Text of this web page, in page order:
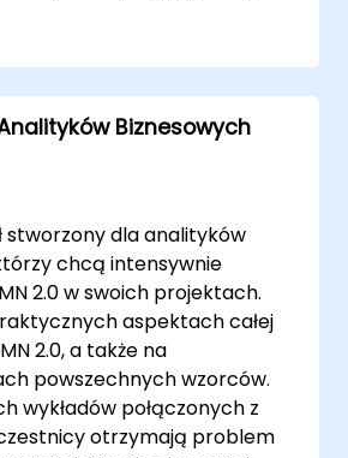
konfiguracji silnika i
Szkolenie obejmuje ćwiczenia
najlepsze praktyki w
silnikiem
Biznesowych
stworzony dla analityków
chcą intensywnie
2.0 w swoich projektach.
aspektach całej
2.0, a także na
powszechnych wzorców.
wykładów połączonych z
otrzymają problem